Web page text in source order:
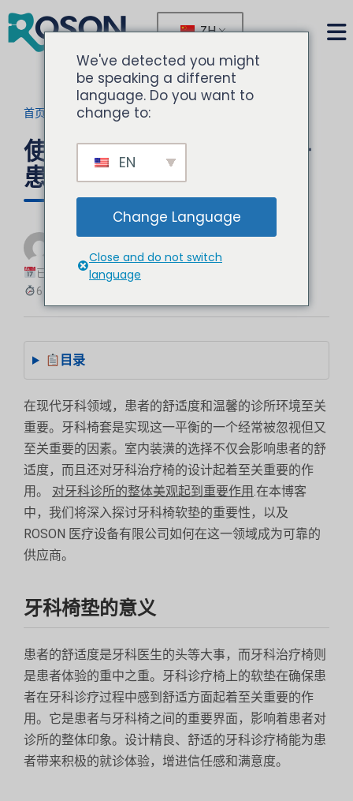
ZH
首页 博客>当前文章
使用 ROSON 牙科椅垫提升
患者舒适度和诊所美观度
诺胜
牙科设备专家
已更新：2025-08-26
6 分钟阅读
目录
在现代牙科领域，患者的舒适度和温馨的诊所环境至关
重要。牙科椅套是实现这一平衡的一个经常被忽视但又
至关重要的因素。室内装潢的选择不仅会影响患者的舒
适度，而且还对牙科治疗椅的设计起着至关重要的作
用。 对牙科诊所的整体美观起到重要作用.在本博客
中，我们将深入探讨牙科椅软垫的重要性，以及
ROSON 医疗设备有限公司如何在这一领域成为可靠的
供应商。
牙科椅垫的意义
患者的舒适度是牙科医生的头等大事，而牙科治疗椅则
是患者体验的重中之重。牙科诊疗椅上的软垫在确保患
者在牙科诊疗过程中感到舒适方面起着至关重要的作
用。它是患者与牙科椅之间的重要界面，影响着患者对
诊所的整体印象。设计精良、舒适的牙科诊疗椅能为患
者带来积极的就诊体验，增进信任感和满意度。
We've detected you might
be speaking a different
language. Do you want to
change to:
EN
Change Language
Close and do not switch
language